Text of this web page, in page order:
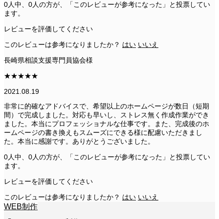
0人中、0人の方が、「このレビューが参考になった」と投票してい
ます。
レビューを評価してください
このレビューは参考になりましたか？ はい いいえ
長崎県相談支援専門員協会様
★★★★★
2021.08.19
非常に的確なアドバイスで、希望以上のホームページが数日（短期
間）で完成しました。対応も早いし、ストレス無く作成作業ができ
ました。本当にプロフェッショナルな仕事です。また、完成後のホ
ームページの書き換えもスムーズにできる様に配慮いただきまし
た。本当に感謝です。ありがとうございました。
0人中、0人の方が、「このレビューが参考になった」と投票してい
ます。
レビューを評価してください
このレビューは参考になりましたか？ はい いいえ
WEB制作